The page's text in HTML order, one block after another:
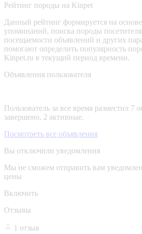
Рейтинг породы на Kinpet
Данный рейтинг формируется на
упоминаний, поиска породы
посещаемости объявлений и других
помогают определить популярность
Kinpet.ru в текущий период времени.
Объявления пользователя
Пользователь за все время разместил 7
завершено, 2 активные.
Посмотреть все объявления
Вы отключили уведомления
Мы не сможем отправить вам
цены
Включить
Отзывы
1 отзыв